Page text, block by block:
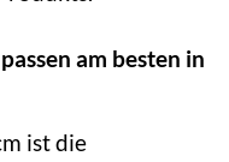
am besten in
ist die